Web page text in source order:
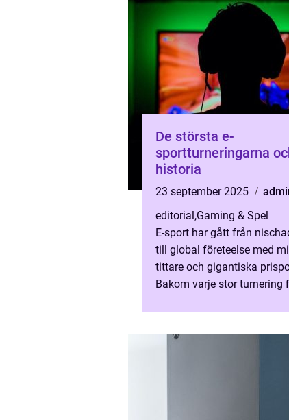
De största e-
sportturneringarna
historia
23 september 2025
editorial,Gaming & Spel
E-sport har gått från
till global företeelse med
tittare och gigantiska
Bakom varje stor turnering